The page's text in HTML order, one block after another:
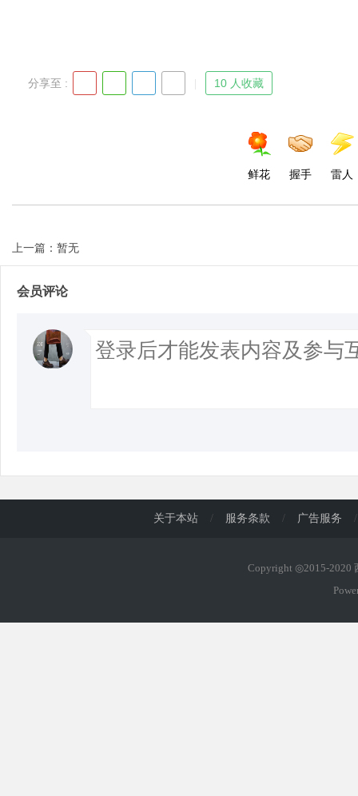
分享至 : 10 人收藏
鲜花 握手 雷人
上一篇：暂无
会员评论
关于本站 / 服务条款 / 广告服务 /
Copyright ◎2015-2020